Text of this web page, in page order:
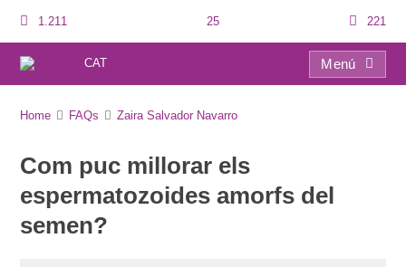
1.211 25 221
CAT
Menú
Home FAQs Zaira Salvador Navarro
Com puc millorar els
espermatozoides amorfs del
semen?